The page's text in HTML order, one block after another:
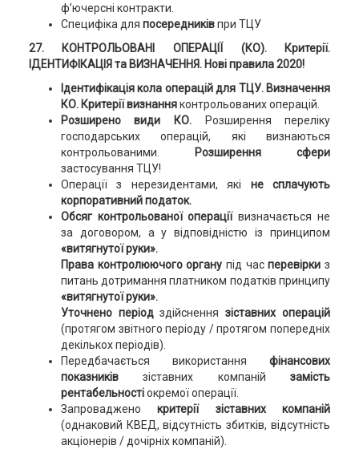
ф’ючерсні контракти.
Специфіка для посередниківпри ТЦУ
27. КОНТРОЛЬОВАНІ ОПЕРАЦІЇ (КО).
Критерії.
ІДЕНТИФІКАЦІЯ та ВИЗНАЧЕННЯ. Нові правила 2020!
Ідентифікація кола операцій для ТЦУ. Визначення
КО. Критеріївизнанняконтрольованих операцій.
Розширено види КО.
Розширення переліку
господарських операцій, які визнаються
контрольованими.
Розширення сфери
застосування ТЦУ!
Операції з нерезидентами, які не сплачують
корпоративний податок.
Обсяг контрольованої операціївизначається не
за договором, а у відповідністю із принципом
«витягнутої руки».
Права контролюючого органу під часперевірки з
питань дотримання платником податків принципу
«витягнутої руки».
Уточнено періодздійснення зіставних операцій
(протягом звітного періоду / протягом попередніх
декількох періодів).
Передбачається використанняфінансових
показниківзіставних компанійзамість
рентабельностіокремої операції.
Запровадженокритерії зіставних компаній
(однаковий КВЕД, відсутність збитків, відсутність
акціонерів / дочірніх компаній).